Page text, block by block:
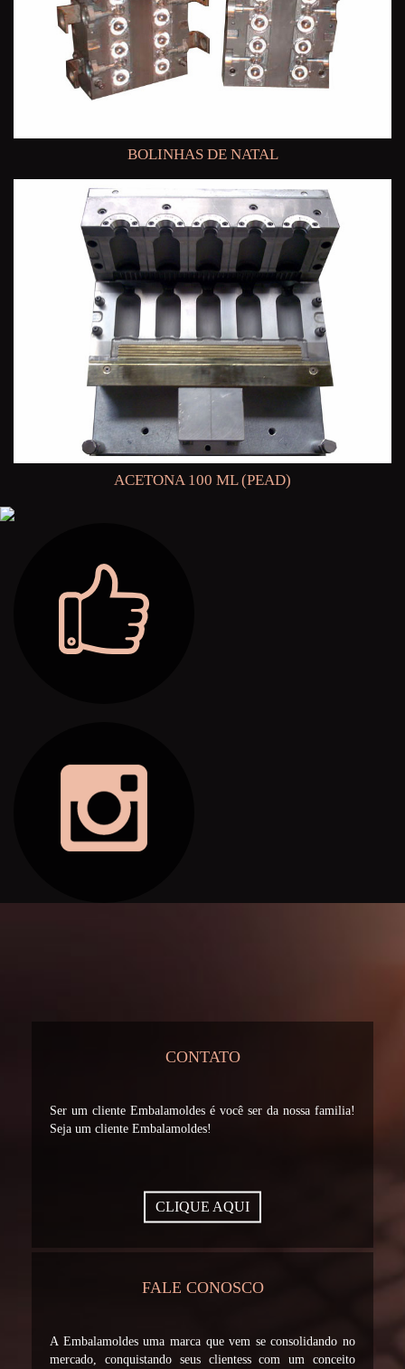
BOLINHAS DE NATAL
ACETONA 100 ML (PEAD)
CONTATO
Ser um cliente Embalamoldes é você ser da nossa familia!
Seja um cliente Embalamoldes!
CLIQUE AQUI
FALE CONOSCO
A Embalamoldes uma marca que vem se consolidando no
mercado, conquistando seus clientess com um conceito